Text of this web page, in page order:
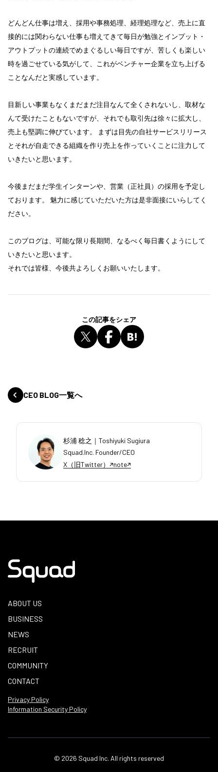
どんどん仕事は増え、採用や事務処理、経理処理など、売上に直
接的には関わらない仕事も増えてきて毎日が勉強とインプット・
アウトプットの連続でめまぐるしい毎日ですが、苦しくも楽しい
時を過ごせている気がして、これがベンチャー企業を立ち上げる
ことなんだと実感しています。
目新しい事業もなくまだまだ注目なんて全くされないし、取材な
んて受けたこともないですが、それでも取引先は徐々に拡大し、
売上も堅調に伸びています。 まずは目先の自社サービスリリース
とそれが自走できる組織を作り売上を作っていくことに注力して
いきたいと思います。
今後まだまだ学生インターンや、営業（正社員）の採用を予定し
ております。 魅力に感じていただいた方は是非面接にいらしてく
ださい。
このブログは、可能な限り長期間、なるべく毎日書くようにして
いきたいと思います。
それでは皆様、今後共よろしくお願いいたします。
この記事をシェア
CEO BLOG一覧へ
杉浦 稔之｜Toshiyuki Sugiura
Squad.Inc. Founder/CEO
X（旧Twitter） note
ABOUT US
BUSINESS
NEWS
RECRUIT
COMMUNITY
CONTACT
Privacy Policy
Information Security Policy
© 2026 Squad Inc. All rights reserved